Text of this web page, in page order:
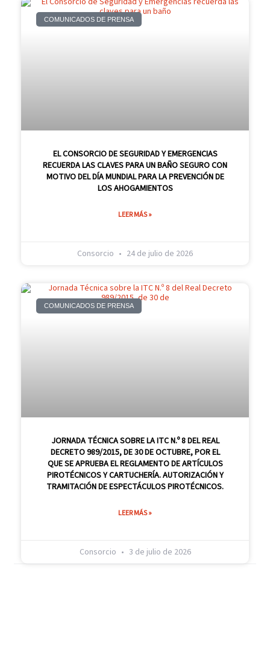
COMUNICADOS DE PRENSA
EL CONSORCIO DE SEGURIDAD Y EMERGENCIAS
RECUERDA LAS CLAVES PARA UN BAÑO SEGURO CON
MOTIVO DEL DÍA MUNDIAL PARA LA PREVENCIÓN DE
LOS AHOGAMIENTOS
LEER MÁS »
Consorcio 24 de julio de 2026
COMUNICADOS DE PRENSA
JORNADA TÉCNICA SOBRE LA ITC N.º 8 DEL REAL
DECRETO 989/2015, DE 30 DE OCTUBRE, POR EL
QUE SE APRUEBA EL REGLAMENTO DE ARTÍCULOS
PIROTÉCNICOS Y CARTUCHERÍA. AUTORIZACIÓN Y
TRAMITACIÓN DE ESPECTÁCULOS PIROTÉCNICOS.
LEER MÁS »
Consorcio 3 de julio de 2026